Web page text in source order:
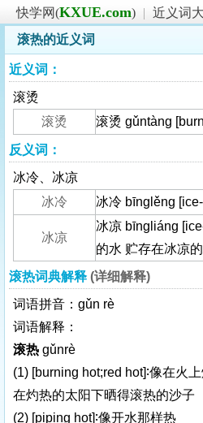
快学网(KXUE.com) | 近义词
滚热的近义词
近义词：
滚烫
滚烫
滚烫 gǔntàng
反义词：
冰冷、冰凉
冰冷
冰冷 bīnglěng
冰凉
冰凉 bīngliáng
的水 贮存在冰凉
滚热词典解释 (详细解释)
词语拼音：gǔn rè
词语解释：
滚热 gǔnrè
(1) [burning hot;red hot]∶像在火
在灼热的太阳下晒得滚热的沙子
(2) [piping hot]∶像开水那样热